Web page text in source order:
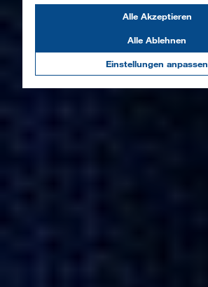
Einstellungen anpassen
Alle Ablehnen
Alle Akzeptieren